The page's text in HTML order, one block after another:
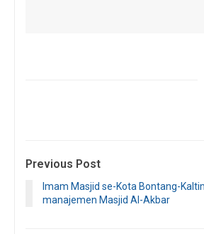
Previous Post
Imam Masjid se-Kota Bontang-
manajemen Masjid Al-Akbar